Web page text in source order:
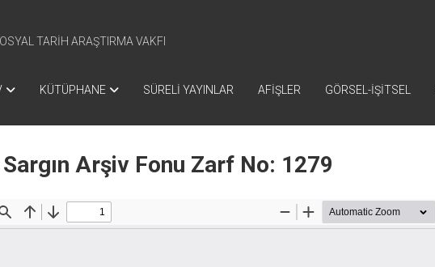
TARİH ARAŞTIRMA VAKFI
KÜTÜPHANE SÜRELİ YAYINLAR AFİŞLER GÖRSEL-İŞİTSEL
Arşiv Fonu Zarf No: 1279